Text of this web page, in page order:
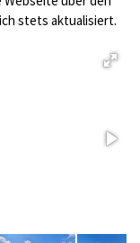
stets aktualisiert.